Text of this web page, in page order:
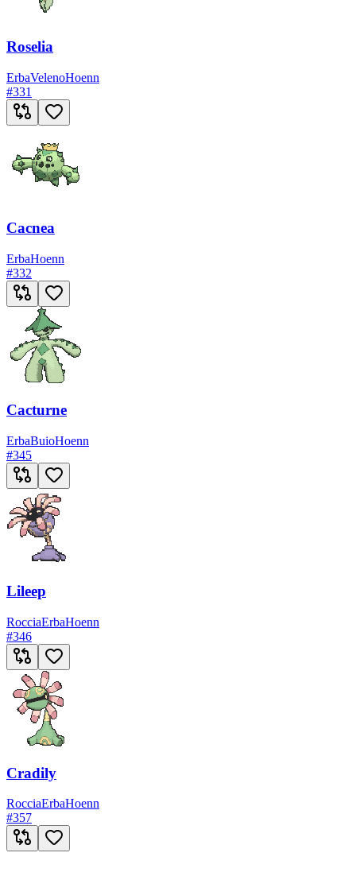
Roselia
ErbaVelenoHoenn
#331
Cacnea
ErbaHoenn
#332
Cacturne
ErbaBuioHoenn
#345
Lileep
RocciaErbaHoenn
#346
Cradily
RocciaErbaHoenn
#357